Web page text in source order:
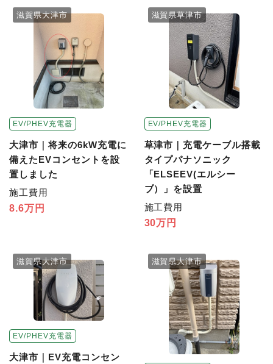
EV/PHEV充電器
滋賀県大津市
大津市｜将来の6kW充電に
備えたEVコンセントを設
置しました
施工費用
8.6万円
EV/PHEV充電器
滋賀県草津市
草津市｜充電ケーブル搭載
タイプパナソニック
「ELSEEV(エルシー
ブ）」を設置
施工費用
30万円
EV/PHEV充電器
滋賀県大津市
大津市｜EV充電コンセン
滋賀県大津市